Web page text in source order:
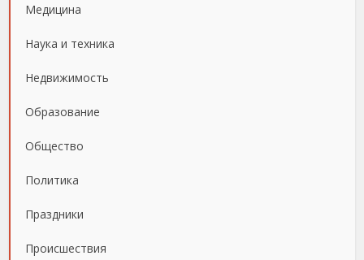
Медицина
Наука и техника
Недвижимость
Образование
Общество
Политика
Праздники
Происшествия